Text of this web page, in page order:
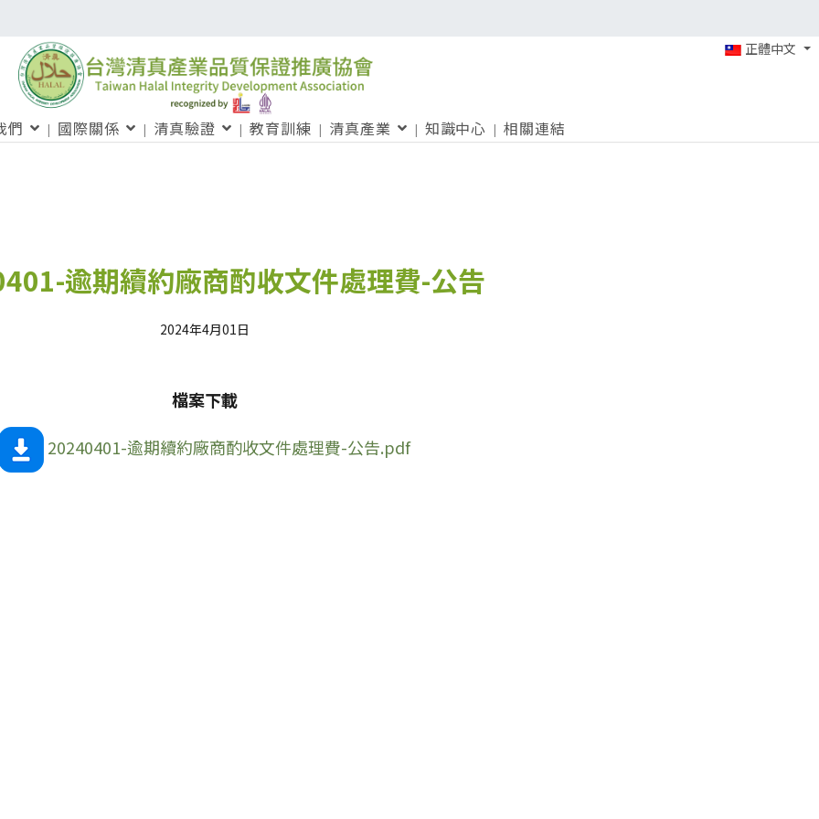
正體中文
們 國際關係 清真驗證 教育訓練 清真產業 知識中心 相關連結
逾期續約廠商酌收文件處理費-公告
2024年4月01日
檔案下載
20240401-逾期續約廠商酌收文件處理費-公告.pdf